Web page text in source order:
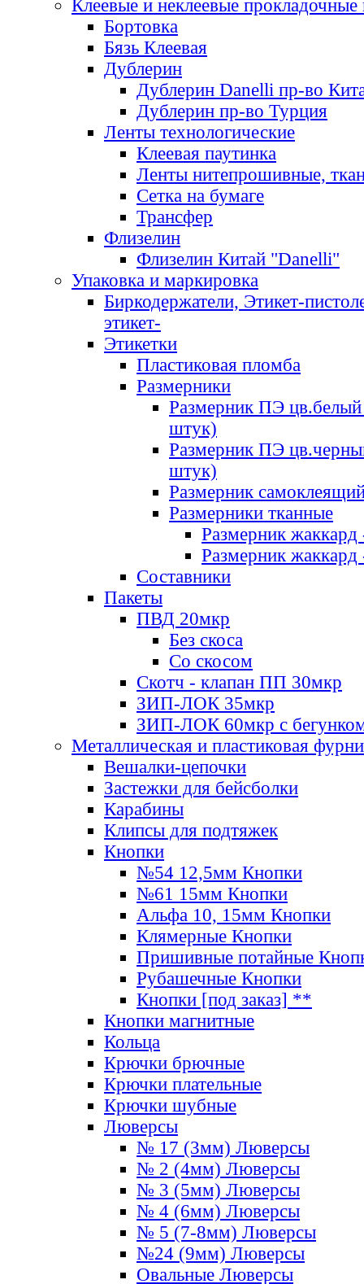
Клеевые и неклеевые прокладочные
Бортовка
Бязь Клеевая
Дублерин
Дублерин Danelli пр-во
Дублерин пр-во Турция
Ленты технологические
Клеевая паутинка
Ленты нитепрошивные,
Сетка на бумаге
Трансфер
Флизелин
Флизелин Китай "Danelli"
Упаковка и маркировка
Биркодержатели, Этикет-
этикет-
Этикетки
Пластиковая пломба
Размерники
Размерник ПЭ цв.белый
штук)
Размерник ПЭ
штук)
Размерник
Размерники тканные
Размерник
Размерник
Составники
Пакеты
ПВД 20мкр
Без скоса
Со скосом
Скотч - клапан ПП 30мкр
ЗИП-ЛОК 35мкр
ЗИП-ЛОК 60мкр с
Металлическая и пластиковая
Вешалки-цепочки
Застежки для бейсболки
Карабины
Клипсы для подтяжек
Кнопки
№54 12,5мм Кнопки
№61 15мм Кнопки
Альфа 10, 15мм Кнопки
Клямерные Кнопки
Пришивные потайные
Рубашечные Кнопки
Кнопки [под заказ] **
Кнопки магнитные
Кольца
Крючки брючные
Крючки плательные
Крючки шубные
Люверсы
№ 17 (3мм) Люверсы
№ 2 (4мм) Люверсы
№ 3 (5мм) Люверсы
№ 4 (6мм) Люверсы
№ 5 (7-8мм) Люверсы
№24 (9мм) Люверсы
Овальные Люверсы